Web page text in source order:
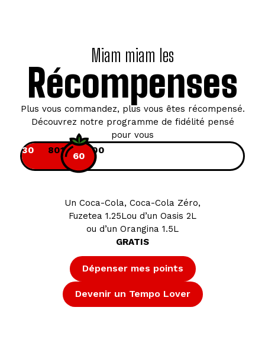
Miam miam les
Récompenses
Plus vous commandez, plus vous êtes récompensé.
Découvrez notre programme de fidélité pensé
pour vous
60
30 80100150200
Un Coca-Cola, Coca-Cola Zéro,
Fuzetea 1.25Lou d’un Oasis 2L
ou d’un Orangina 1.5L
GRATIS
Dépenser mes points
Devenir un Tempo Lover